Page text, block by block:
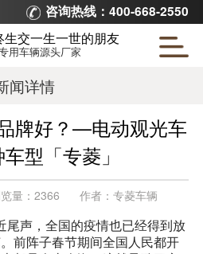
咨询热线：400-668-2550
交一生一世的朋友
用车辆源头厂家
闻详情
牌好？—电动观光车
型「专菱」
量： 2366 作者： 专菱车辆
尾声，全国的疫情也已经得到放
前阵子春节期间全国人民都开